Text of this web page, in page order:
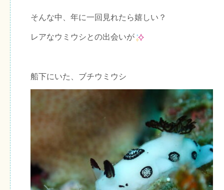
そんな中、年に一回見れたら嬉しい？
レアなウミウシとの出会いが
船下にいた、ブチウミウシ